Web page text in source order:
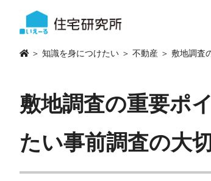
＞ 知識を身につけたい ＞ 不動産 ＞ 敷地調査
敷地調査の重要ポ
たい事前調査の大